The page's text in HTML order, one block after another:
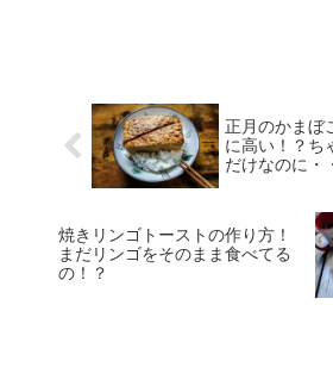
正月のかまぼ
に高い！？ち
だけなのに・
焼きリンゴトーストの作り方！
まだリンゴをそのまま食べてる
の！？